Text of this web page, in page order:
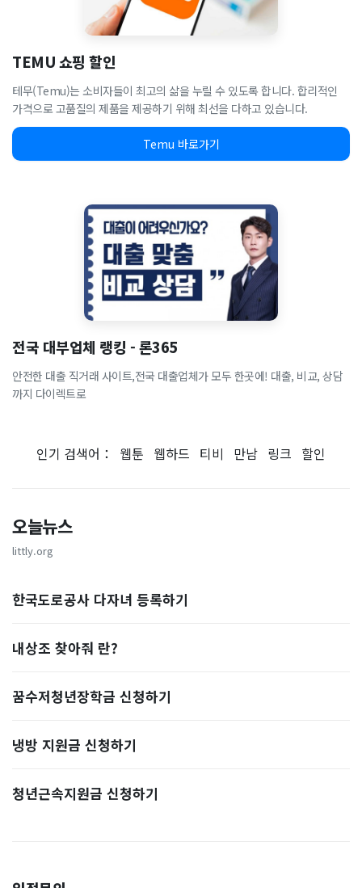
TEMU 쇼핑 할인
테무(Temu)는 소비자들이 최고의 삶을 누릴 수 있도록 합니다. 합리적인
가격으로 고품질의 제품을 제공하기 위해 최선을 다하고 있습니다.
Temu 바로가기
전국 대부업체 랭킹 - 론365
안전한 대출 직거래 사이트,전국 대출업체가 모두 한곳에! 대출, 비교, 상담
까지 다이렉트로
인기 검색어： 웹툰 웹하드 티비 만남 링크 할인
오늘뉴스
littly.org
한국도로공사 다자녀 등록하기
내상조 찾아줘 란?
꿈수저청년장학금 신청하기
냉방 지원금 신청하기
청년근속지원금 신청하기